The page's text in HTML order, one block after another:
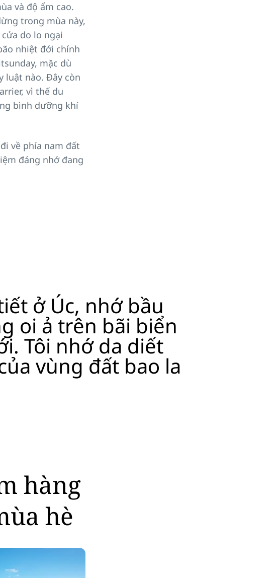
và độ ẩm cao.
trong mùa này,
do lo ngại
nhiệt đới chính
mặc dù
luật nào. Đây còn
vì thế du
bình dưỡng khí
về phía nam đất
đáng nhớ đang
ở Úc, nhớ bầu
oi ả trên bãi biển
Tôi nhớ da diết
vùng đất bao la
hàng
hè